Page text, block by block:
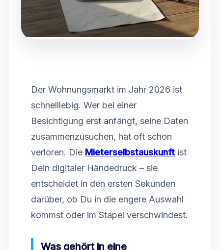
Der Wohnungsmarkt im Jahr 2026 ist
schnelllebig. Wer bei einer
Besichtigung erst anfängt, seine Daten
zusammenzusuchen, hat oft schon
verloren. Die Mieterselbstauskunft ist
Dein digitaler Händedruck – sie
entscheidet in den ersten Sekunden
darüber, ob Du in die engere Auswahl
kommst oder im Stapel verschwindest.
Was gehört in eine